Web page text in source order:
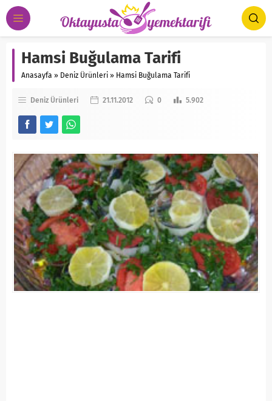
Hamsi Buğulama Tarifi
Anasayfa » Deniz Ürünleri » Hamsi Buğulama Tarifi
Deniz Ürünleri 21.11.2012 0 5.902